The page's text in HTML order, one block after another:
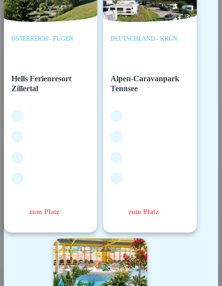
ÖSTERREICH - FÜGEN
Hells Ferienresort
Zillertal
zum Platz
DEUTSCHLAND - KRÜN
Alpen-Caravanpark
Tennsee
zum Platz